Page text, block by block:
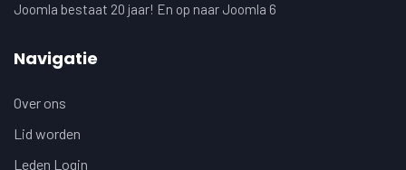
Joomla bestaat 20 jaar! En op naar Joomla 6
Navigatie
Over ons
Lid worden
Leden Login